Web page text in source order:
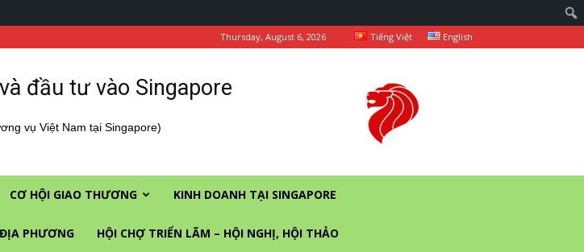
Thursday, August 6, 2026 Tiếng Việt English
đầu tư vào Singapore
vụ Việt Nam tại Singapore)
CƠ HỘI GIAO THƯƠNG KINH DOANH TẠI SINGAPORE
PHƯƠNG HỘI CHỢ TRIỂN LÃM – HỘI NGHỊ, HỘI THẢO